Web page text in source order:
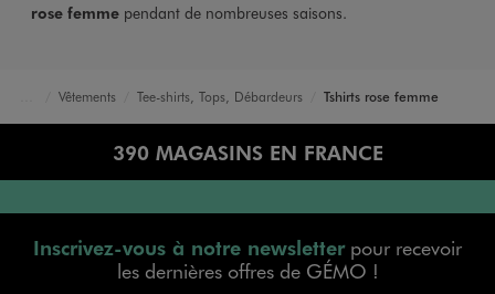
rose femmependant de nombreuses saisons.
Vêtements Tee-shirts, Tops, Débardeurs Tshirts rose femme
390 MAGASINS EN FRANCE
Inscrivez-vous à notre newsletterpour recevoir
les dernières offres de GÉMO !